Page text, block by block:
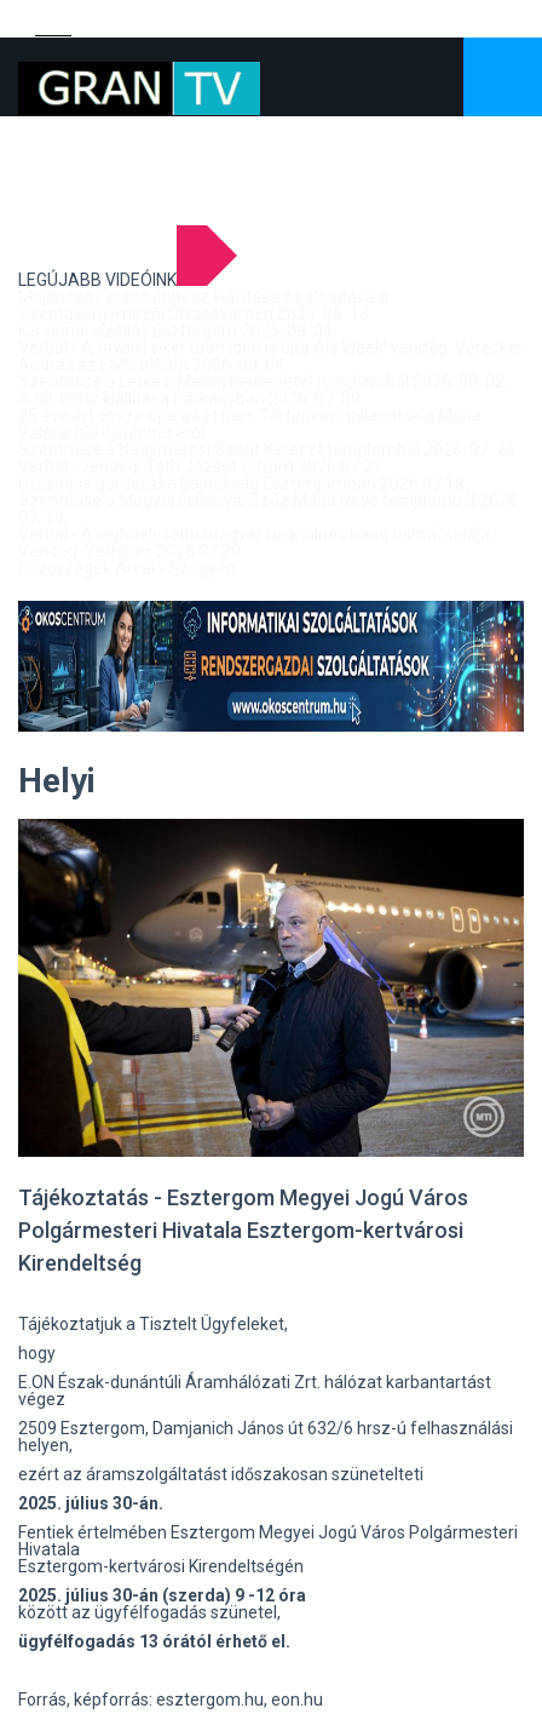
LEGÚJABB VIDEÓINK
Helyi
Tájékoztatás - Esztergom Megyei Jogú Város
Polgármesteri Hivatala Esztergom-kertvárosi
Kirendeltség
Tájékoztatjuk a Tisztelt Ügyfeleket,
hogy
E.ON Észak-dunántúli Áramhálózati Zrt. hálózat karbantartást
végez
2509 Esztergom, Damjanich János út 632/6 hrsz-ú felhasználási
helyen,
ezért az áramszolgáltatást időszakosan szünetelteti
2025. július 30-án.
Fentiek értelmében Esztergom Megyei Jogú Város Polgármesteri
Hivatala
Esztergom-kertvárosi Kirendeltségén
2025. július 30-án (szerda) 9 -12 óra
között az ügyfélfogadás szünetel,
ügyfélfogadás 13 órától érhető el.
Forrás, képforrás: esztergom.hu, eon.hu